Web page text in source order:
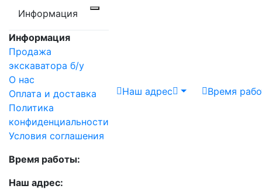
Информация
Информация
Продажа
экскаватора б/у
О нас
Оплата и доставка
Политика
конфиденциальности
Условия соглашения
Время работы:
Наш адрес:
Наш адрес Время